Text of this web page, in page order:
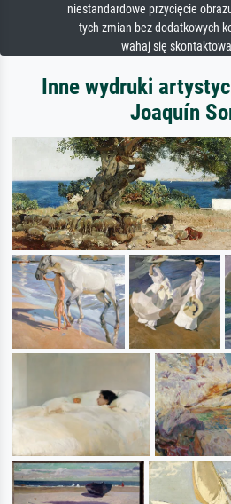
niestandardowe przycięcie
tych zmian bez dodatkowych
wahaj się
Inne wydruki
Joaquín